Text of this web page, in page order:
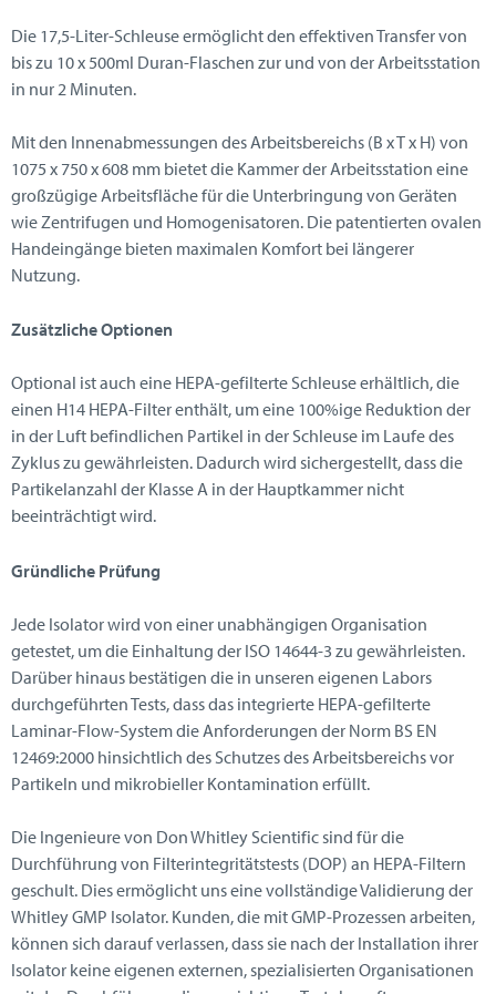
Die 17,5-Liter-Schleuse ermöglicht den effektiven Transfer von
bis zu 10 x 500ml Duran-Flaschen zur und von der Arbeitsstation
in nur 2 Minuten.
Mit den Innenabmessungen des Arbeitsbereichs (B x T x H) von
1075 x 750 x 608 mm bietet die Kammer der Arbeitsstation eine
großzügige Arbeitsfläche für die Unterbringung von Geräten
wie Zentrifugen und Homogenisatoren. Die patentierten ovalen
Handeingänge bieten maximalen Komfort bei längerer
Nutzung.
Zusätzliche Optionen
Optional ist auch eine HEPA-gefilterte Schleuse erhältlich, die
einen H14 HEPA-Filter enthält, um eine 100%ige Reduktion der
in der Luft befindlichen Partikel in der Schleuse im Laufe des
Zyklus zu gewährleisten. Dadurch wird sichergestellt, dass die
Partikelanzahl der Klasse A in der Hauptkammer nicht
beeinträchtigt wird.
Gründliche Prüfung
Jede Isolator wird von einer unabhängigen Organisation
getestet, um die Einhaltung der ISO 14644-3 zu gewährleisten.
Darüber hinaus bestätigen die in unseren eigenen Labors
durchgeführten Tests, dass das integrierte HEPA-gefilterte
Laminar-Flow-System die Anforderungen der Norm BS EN
12469:2000 hinsichtlich des Schutzes des Arbeitsbereichs vor
Partikeln und mikrobieller Kontamination erfüllt.
Die Ingenieure von Don Whitley Scientific sind für die
Durchführung von Filterintegritätstests (DOP) an HEPA-Filtern
geschult. Dies ermöglicht uns eine vollständige Validierung der
Whitley GMP Isolator. Kunden, die mit GMP-Prozessen arbeiten,
können sich darauf verlassen, dass sie nach der Installation ihrer
Isolator keine eigenen externen, spezialisierten Organisationen